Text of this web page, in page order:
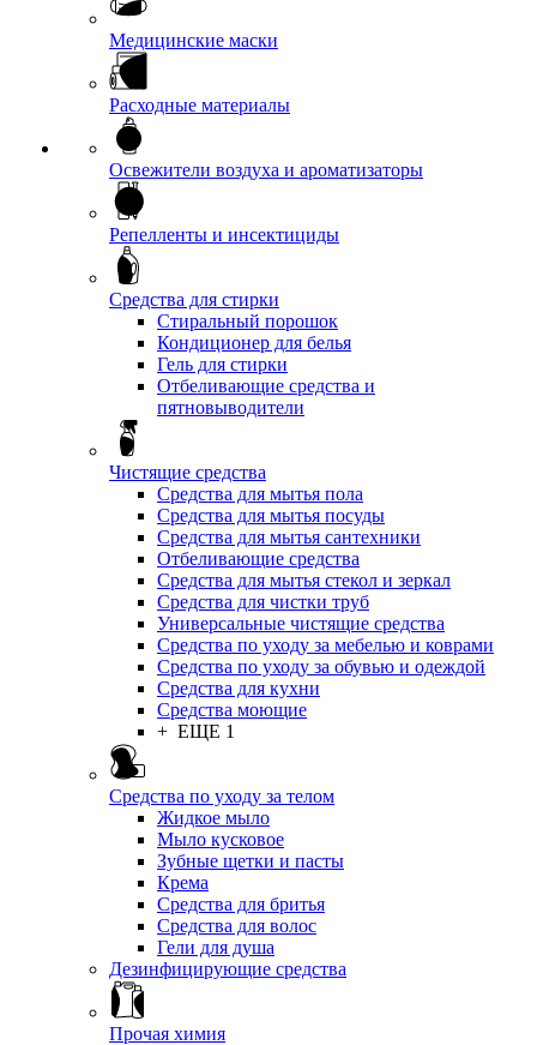
Медицинские маски
Расходные материалы
Освежители воздуха и ароматизаторы
Репелленты и инсектициды
Средства для стирки
Стиральный порошок
Кондиционер для белья
Гель для стирки
Отбеливающие средства и
пятновыводители
Чистящие средства
Средства для мытья пола
Средства для мытья посуды
Средства для мытья сантехники
Отбеливающие средства
Средства для мытья стекол и зеркал
Средства для чистки труб
Универсальные чистящие средства
Средства по уходу за мебелью и коврами
Средства по уходу за обувью и одеждой
Средства для кухни
Средства моющие
+ ЕЩЕ 1
Средства по уходу за телом
Жидкое мыло
Мыло кусковое
Зубные щетки и пасты
Крема
Средства для бритья
Средства для волос
Гели для душа
Дезинфицирующие средства
Прочая химия